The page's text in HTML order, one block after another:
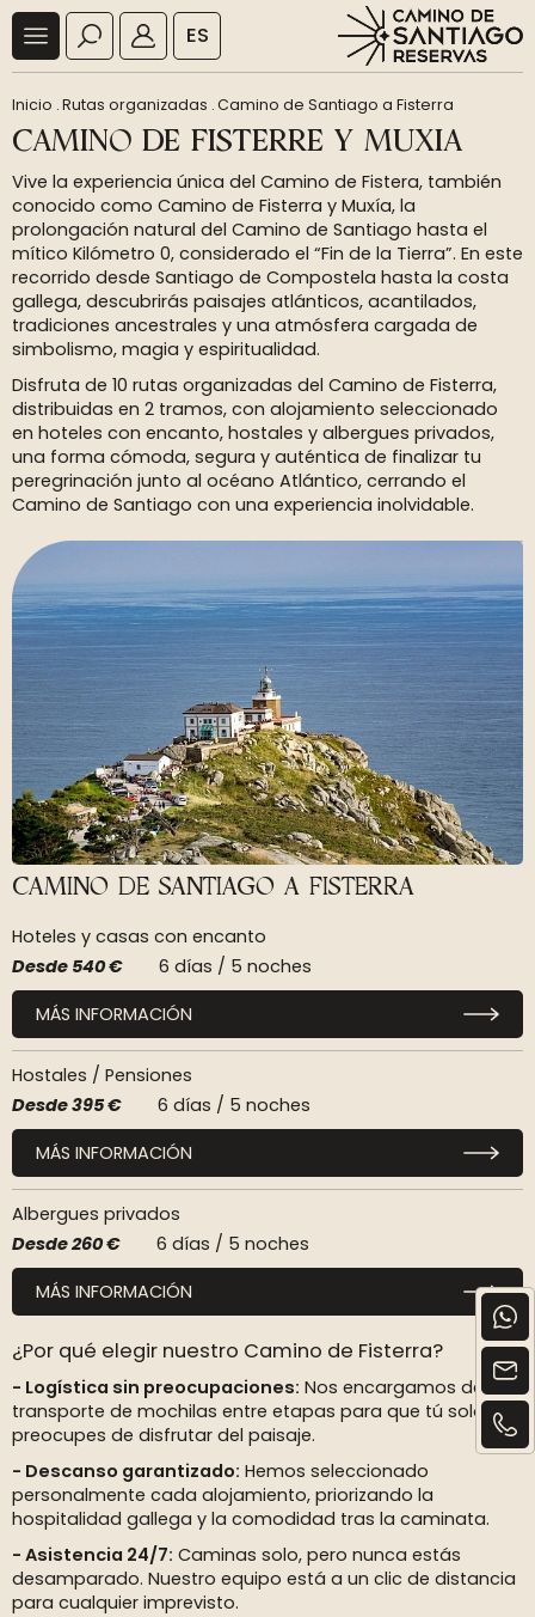
ES
Inicio .Rutas organizadas .Camino de Santiago a Fisterra
CAMINO DE FISTERRE Y MUXIA
Vive la experiencia única del Camino de Fistera, también
conocido como Camino de Fisterra y Muxía, la
prolongación natural del Camino de Santiago hasta el
mítico Kilómetro 0, considerado el “Fin de la Tierra”. En este
recorrido desde Santiago de Compostela hasta la costa
gallega, descubrirás paisajes atlánticos, acantilados,
tradiciones ancestrales y una atmósfera cargada de
simbolismo, magia y espiritualidad.
Disfruta de 10 rutas organizadas del Camino de Fisterra,
distribuidas en 2 tramos, con alojamiento seleccionado
en hoteles con encanto, hostales y albergues privados,
una forma cómoda, segura y auténtica de finalizar tu
peregrinación junto al océano Atlántico, cerrando el
Camino de Santiago con una experiencia inolvidable.
CAMINO DE SANTIAGO A FISTERRA
Hoteles y casas con encanto
Desde 540 €
6 días / 5 noches
MÁS INFORMACIÓN
Hostales / Pensiones
Desde395 €
6 días / 5 noches
MÁS INFORMACIÓN
Albergues privados
Desde260 €
6 días / 5 noches
MÁS INFORMACIÓN
¿Por qué elegir nuestro Camino de Fisterra?
Logística sin preocupaciones: Nos encargamos del
transporte de mochilas entre etapas para que tú solo te
preocupes de disfrutar del paisaje.
Descanso garantizado: Hemos seleccionado
personalmente cada alojamiento, priorizando la
hospitalidad gallega y la comodidad tras la caminata.
Asistencia 24/7: Caminas solo, pero nunca estás
desamparado. Nuestro equipo está a un clic de distancia
para cualquier imprevisto.